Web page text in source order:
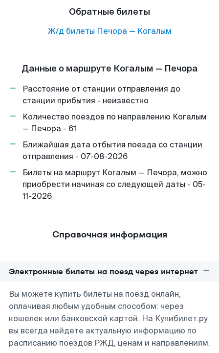
Обратные билеты
Ж/д билеты Печора — Когалым
Данные о маршруте Когалым — Печора
Расстояние от станции отправления до
станции прибытия - неизвестно
Количество поездов по направлению Когалым
— Печора - 61
Ближайшая дата отбытия поезда со станции
отправления - 07-08-2026
Билеты на маршрут Когалым — Печора, можно
приобрести начиная со следующей даты - 05-
11-2026
Справочная информация
Электронные билеты на поезд через интернет
Вы можете купить билеты на поезд онлайн,
оплачивая любым удобным способом: через
кошелек или банковской картой. На Купибилет.ру
вы всегда найдете актуальную информацию по
расписанию поездов РЖД, ценам и направлениям.